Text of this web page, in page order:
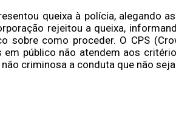
queixa à polícia, alegando
rejeitou a queixa,
sobre como proceder. O CPS
em público não atendem aos
criminosa a conduta que não seja